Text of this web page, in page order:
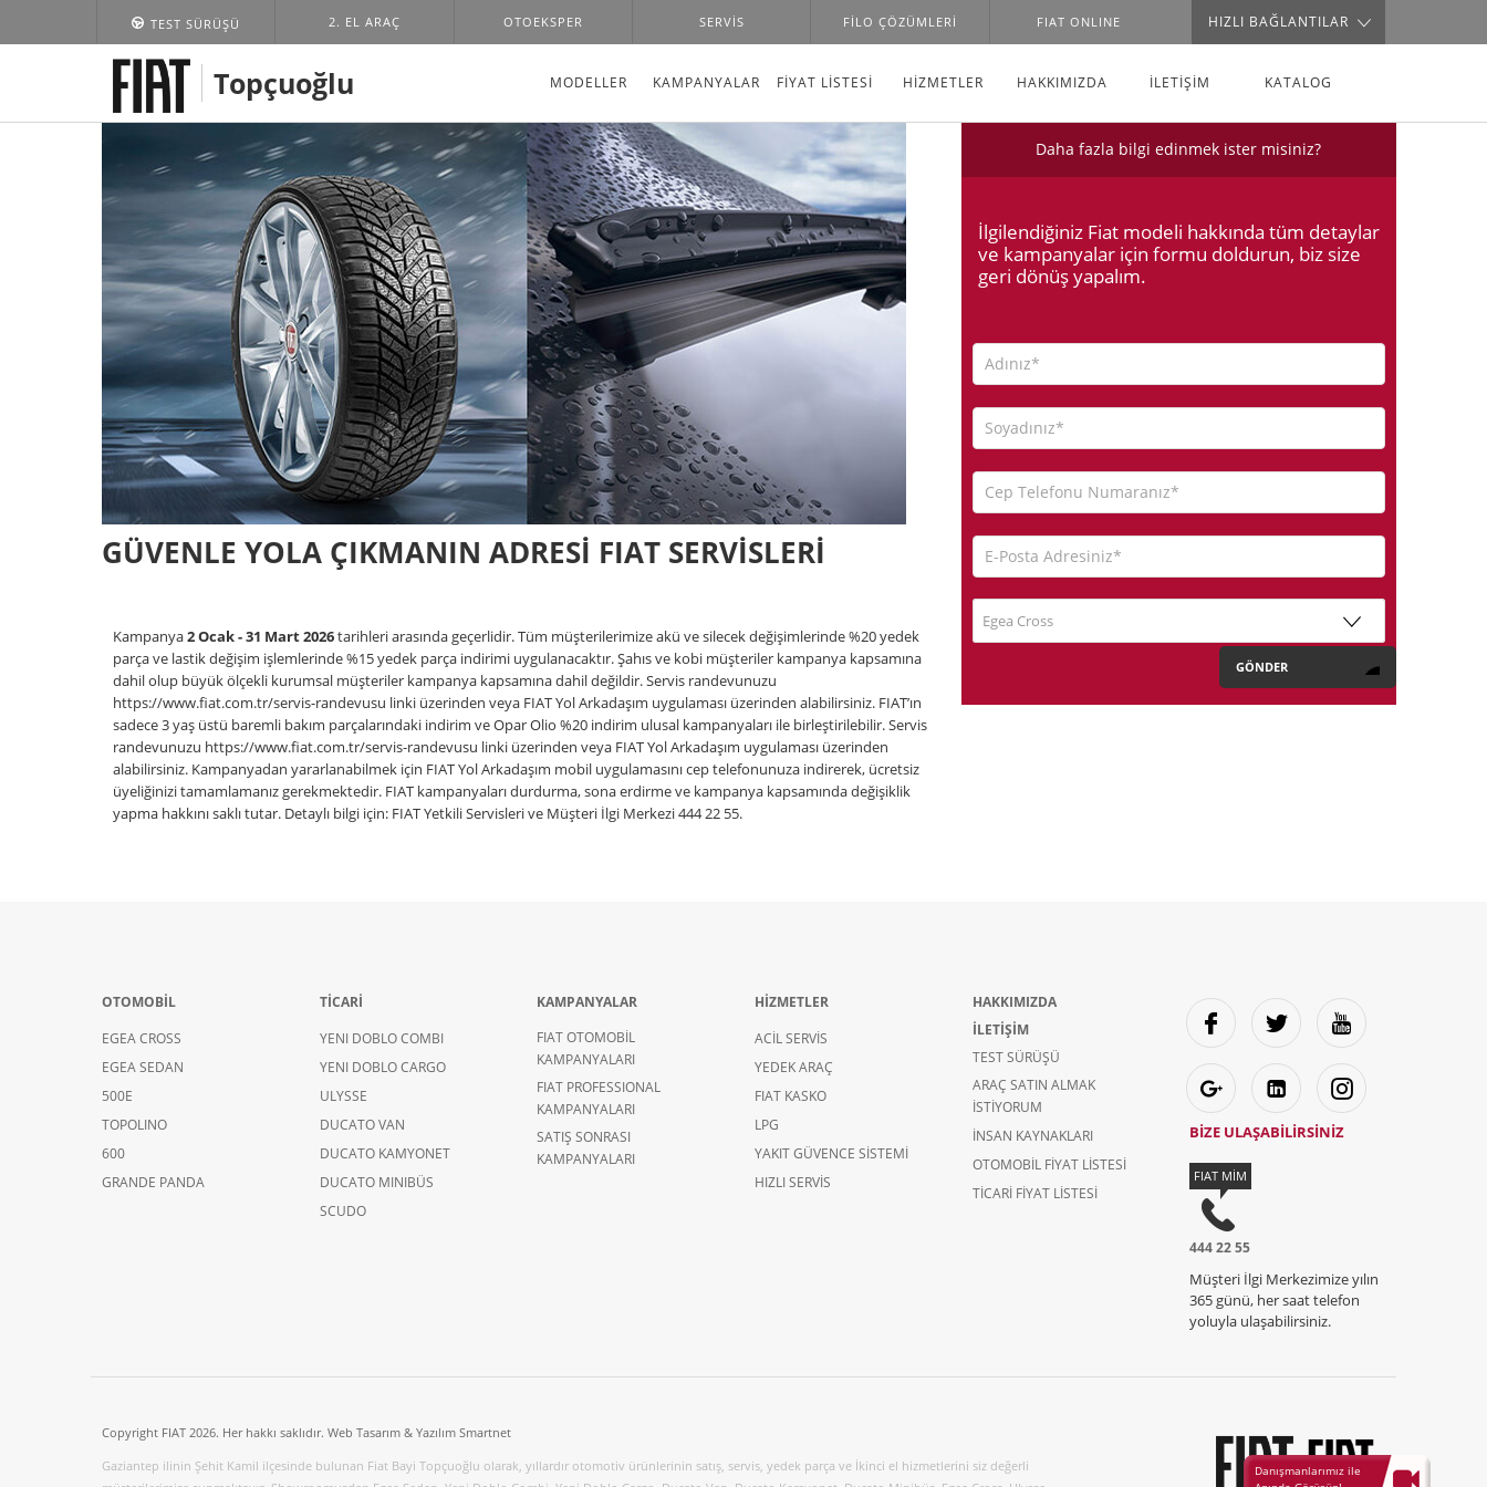
TEST SÜRÜŞÜ 2. EL ARAÇ OTOEKSPER SERVIS FILO ÇÖZÜMLERI FIAT ONLINE HIZLI BAĞLANTILAR
Topçuoğlu MODELLER KAMPANYALAR FİYAT LİSTESİ HIZMETLER HAKKIMIZDA İLETİŞİM KATALOG
GÜVENLE YOLA ÇIKMANIN ADRESİ FIAT SERVİSLERİ
Kampanya2 Ocak - 31 Mart 2026tarihleri arasında geçerlidir. Tüm müşterilerimize akü ve silecek değişimlerinde %20 yedek
parça ve lastik değişim işlemlerinde %15 yedek parça indirimi uygulanacaktır. Şahıs ve kobi müşteriler kampanya kapsamına
dahil olup büyük ölçekli kurumsal müşteriler kampanya kapsamına dahil değildir. Servis randevunuzu
https://www.fiat.com.tr/servis-randevusu linki üzerinden veya FIAT Yol Arkadaşım uygulaması üzerinden alabilirsiniz. FIAT’ın
sadece 3 yaş üstü baremli bakım parçalarındaki indirim ve Opar Olio %20 indirim ulusal kampanyaları ile birleştirilebilir. Servis
randevunuzu https://www.fiat.com.tr/servis-randevusu linki üzerinden veya FIAT Yol Arkadaşım uygulaması üzerinden
alabilirsiniz. Kampanyadan yararlanabilmek için FIAT Yol Arkadaşım mobil uygulamasını cep telefonunuza indirerek, ücretsiz
üyeliğinizi tamamlamanız gerekmektedir. FIAT kampanyaları durdurma, sona erdirme ve kampanya kapsamında değişiklik
yapma hakkını saklı tutar. Detaylı bilgi için: FIAT Yetkili Servisleri ve Müşteri İlgi Merkezi 444 22 55.
Daha fazla bilgi edinmek ister misiniz?
İlgilendiğiniz Fiat modeli hakkında tüm detaylar
ve kampanyalar için formu doldurun, biz size
geri dönüş yapalım.
Egea Cross
OTOMOBİL
EGEA CROSS
EGEA SEDAN
500E
TOPOLINO
600
GRANDE PANDA
TİCARİ
YENI DOBLO COMBI
YENI DOBLO CARGO
ULYSSE
DUCATO VAN
DUCATO KAMYONET
DUCATO MINIBÜS
SCUDO
KAMPANYALAR
FIAT OTOMOBİL
KAMPANYALARI
FIAT PROFESSIONAL
KAMPANYALARI
SATIŞ SONRASI
KAMPANYALARI
HİZMETLER
ACİL SERVİS
YEDEK ARAÇ
FIAT KASKO
LPG
YAKIT GÜVENCE SİSTEMİ
HIZLI SERVİS
HAKKIMIZDA
İLETİŞİM
TEST SÜRÜŞÜ
ARAÇ SATIN ALMAK
İSTIYORUM
İNSAN KAYNAKLARI
OTOMOBIL FIYAT LISTESI
TICARI FIYAT LISTESI
BİZE ULAŞABİLİRSİNİZ
FIAT MİM
444 22 55
Müşteri İlgi Merkezimize yılın
365 günü, her saat telefon
yoluyla ulaşabilirsiniz.
Copyright FIAT 2026. Her hakkı saklıdır. Web Tasarım & Yazılım Smartnet
Gaziantep ilinin Şehit Kamil ilçesinde bulunan Fiat Bayi Topçuoğlu olarak, yıllardır otomotiv ürünlerinin satış, servis, yedek parça ve İkinci el hizmetlerini siz değerli
Danışmanlarımız ile